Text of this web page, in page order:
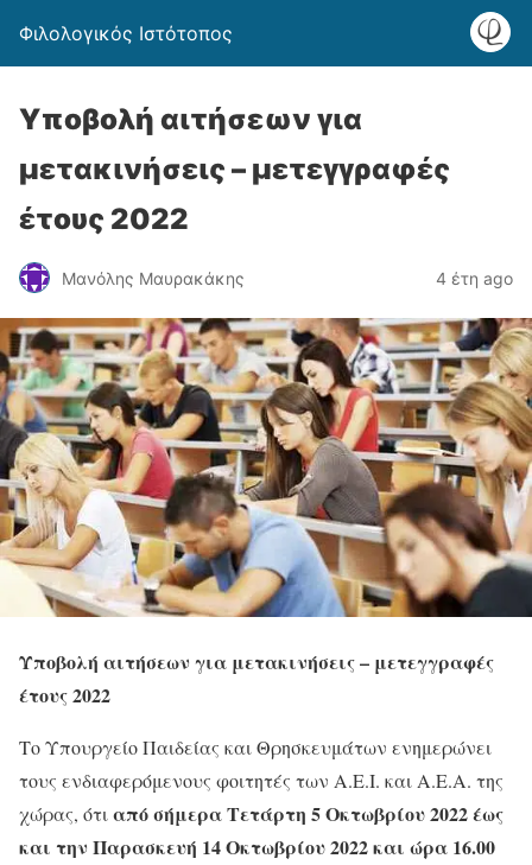
Φιλολογικός Ιστότοπος
Υποβολή αιτήσεων για
μετακινήσεις – μετεγγραφές
έτους 2022
Μανόλης Μαυρακάκης 4 έτη ago
Υποβολή αιτήσεων για μετακινήσεις – μετεγγραφές
έτους 2022
Το Υπουργείο Παιδείας και Θρησκευμάτων ενημερώνει
τους ενδιαφερόμενους φοιτητές των Α.Ε.Ι. και Α.Ε.Α. της
χώρας, ότιαπό σήμερα Τετάρτη 5 Οκτωβρίου 2022 έως
και την Παρασκευή 14 Οκτωβρίου 2022 και ώρα 16.00